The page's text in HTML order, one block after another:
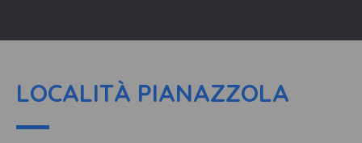
LOCALITÀ PIANAZZOLA